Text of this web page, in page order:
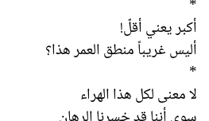
*
أكبر يعني أقلّ!
أليس غريباً منطق العمر هذا؟
*
لا معنى لكل هذا الهراء